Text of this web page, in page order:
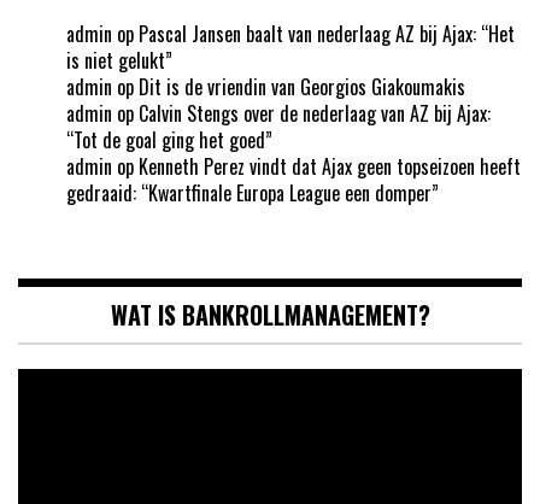
admin op Pascal Jansen baalt van nederlaag AZ bij Ajax: “Het
is niet gelukt”
admin op Dit is de vriendin van Georgios Giakoumakis
admin op Calvin Stengs over de nederlaag van AZ bij Ajax:
“Tot de goal ging het goed”
admin op Kenneth Perez vindt dat Ajax geen topseizoen heeft
gedraaid: “Kwartfinale Europa League een domper”
WAT IS BANKROLLMANAGEMENT?